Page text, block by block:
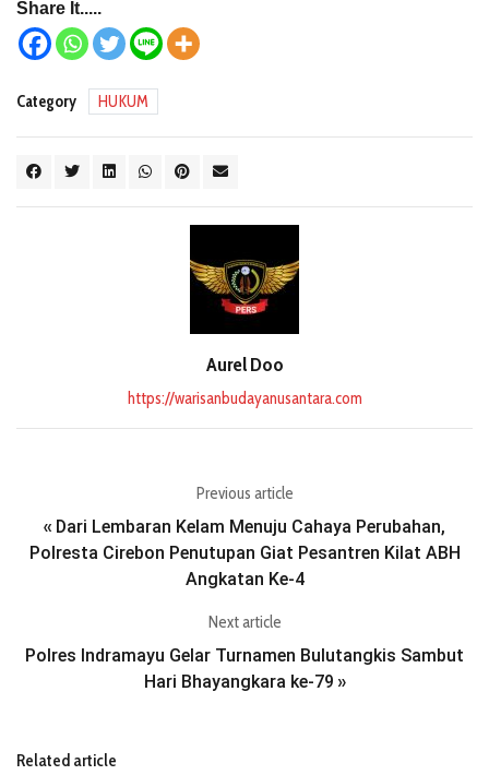
Share It.....
Category HUKUM
Aurel Doo
https://warisanbudayanusantara.com
Previous article
« Dari Lembaran Kelam Menuju Cahaya Perubahan,
Polresta Cirebon Penutupan Giat Pesantren Kilat ABH
Angkatan Ke-4
Next article
Polres Indramayu Gelar Turnamen Bulutangkis Sambut
Hari Bhayangkara ke-79 »
Related article